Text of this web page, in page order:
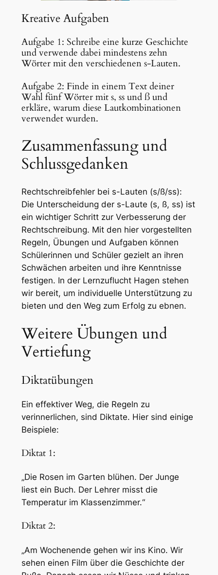
Kreative Aufgaben
Aufgabe 1: Schreibe eine kurze Geschichte
und verwende dabei mindestens zehn
Wörter mit den verschiedenen s-Lauten.
Aufgabe 2: Finde in einem Text deiner
Wahl fünf Wörter mit s, ss und ß und
erkläre, warum diese Lautkombinationen
verwendet wurden.
Zusammenfassung und
Schlussgedanken
Rechtschreibfehler bei s-Lauten (s/ß/ss):
Die Unterscheidung der s-Laute (s, ß, ss) ist
ein wichtiger Schritt zur Verbesserung der
Rechtschreibung. Mit den hier vorgestellten
Regeln, Übungen und Aufgaben können
Schülerinnen und Schüler gezielt an ihren
Schwächen arbeiten und ihre Kenntnisse
festigen. In der Lernzuflucht Hagen stehen
wir bereit, um individuelle Unterstützung zu
bieten und den Weg zum Erfolg zu ebnen.
Weitere Übungen und
Vertiefung
Diktatübungen
Ein effektiver Weg, die Regeln zu
verinnerlichen, sind Diktate. Hier sind einige
Beispiele:
Diktat 1:
„Die Rosen im Garten blühen. Der Junge
liest ein Buch. Der Lehrer misst die
Temperatur im Klassenzimmer.“
Diktat 2:
„Am Wochenende gehen wir ins Kino. Wir
sehen einen Film über die Geschichte der